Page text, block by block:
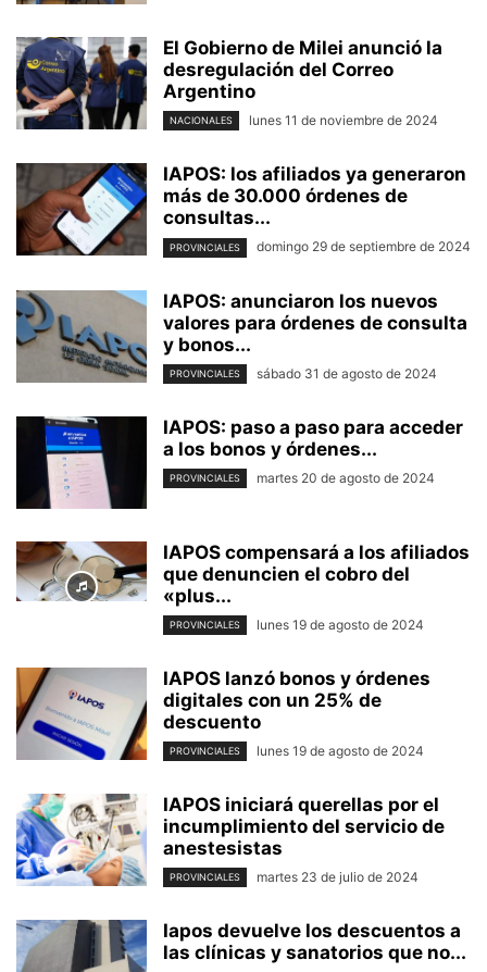
El Gobierno de Milei anunció la
desregulación del Correo
Argentino
NACIONALES lunes 11 de noviembre de 2024
IAPOS: los afiliados ya generaron
más de 30.000 órdenes de
consultas...
PROVINCIALES domingo 29 de septiembre de 2024
IAPOS: anunciaron los nuevos
valores para órdenes de consulta
y bonos...
PROVINCIALES sábado 31 de agosto de 2024
IAPOS: paso a paso para acceder
a los bonos y órdenes...
PROVINCIALES martes 20 de agosto de 2024
IAPOS compensará a los afiliados
que denuncien el cobro del
«plus...
PROVINCIALES lunes 19 de agosto de 2024
IAPOS lanzó bonos y órdenes
digitales con un 25% de
descuento
PROVINCIALES lunes 19 de agosto de 2024
IAPOS iniciará querellas por el
incumplimiento del servicio de
anestesistas
PROVINCIALES martes 23 de julio de 2024
Iapos devuelve los descuentos a
las clínicas y sanatorios que no...